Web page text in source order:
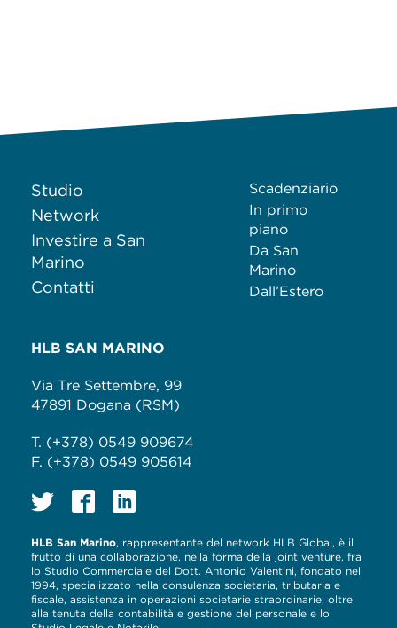
Studio
Network
Investire a San
Marino
Contatti
Scadenziario
In primo
piano
Da San
Marino
Dall’Estero
HLB SAN MARINO
Via Tre Settembre, 99
47891 Dogana (RSM)
T. (+378) 0549 909674
F. (+378) 0549 905614
HLB San Marino, rappresentante del network HLB Global, è il
frutto di una collaborazione, nella forma della joint venture, fra
lo Studio Commerciale del Dott. Antonio Valentini, fondato nel
1994, specializzato nella consulenza societaria, tributaria e
fiscale, assistenza in operazioni societarie straordinarie, oltre
alla tenuta della contabilità e gestione del personale e lo